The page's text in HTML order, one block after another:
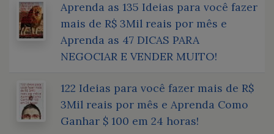
Aprenda as 135 Ideias para você fazer
mais de R$ 3Mil reais por mês e
Aprenda as 47 DICAS PARA
NEGOCIAR E VENDER MUITO!
122 Ideias para você fazer mais de R$
3Mil reais por mês e Aprenda Como
Ganhar $ 100 em 24 horas!